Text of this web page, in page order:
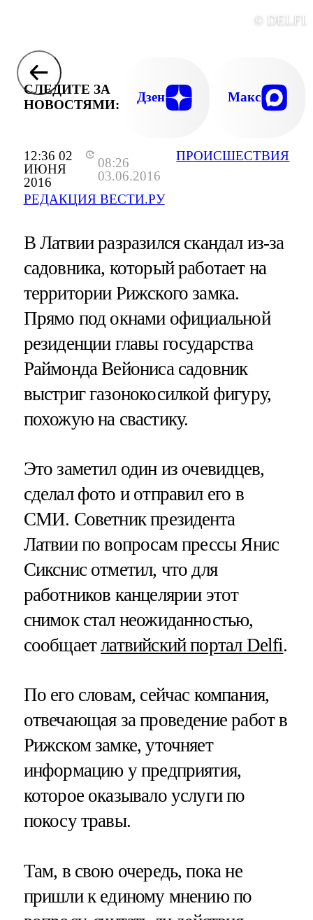
12:36 02
ИЮНЯ
2016
08:26
03.06.2016
РЕДАКЦИЯ ВЕСТИ.РУ
ПРОИСШЕСТВИЯ
©
СЛЕДИТЕ ЗА
НОВОСТЯМИ:
Дзен Макс
В Латвии разразился скандал из-за
садовника, который работает на
территории Рижского замка.
Прямо под окнами официальной
резиденции главы государства
Раймонда Вейониса садовник
выстриг газонокосилкой фигуру,
похожую на свастику.
Это заметил один из очевидцев,
сделал фото и отправил его в
СМИ. Советник президента
Латвии по вопросам прессы Янис
Сикснис отметил, что для
работников канцелярии этот
снимок стал неожиданностью,
сообщаетлатвийский портал Delfi.
По его словам, сейчас компания,
отвечающая за проведение работ в
Рижском замке, уточняет
информацию у предприятия,
которое оказывало услуги по
покосу травы.
Там, в свою очередь, пока не
пришли к единому мнению по